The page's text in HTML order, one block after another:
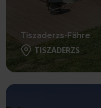
Tiszaderzs-Fähre
TISZADERZS